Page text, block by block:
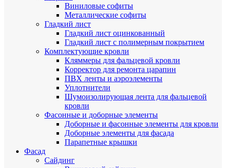
Виниловые софиты
Металлические софиты
Гладкий лист
Гладкий лист оцинкованный
Гладкий лист с полимерным покрытием
Комплектующие кровли
Кляммеры для фальцевой кровли
Корректор для ремонта царапин
ПВХ ленты и аэроэлементы
Уплотнители
Шумоизолирующая лента для фальцевой
кровли
Фасонные и доборные элементы
Доборные и фасонные элементы для кровли
Доборные элементы для фасада
Парапетные крышки
Фасад
Сайдинг